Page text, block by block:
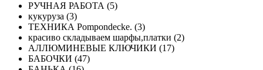
РУЧНАЯ РАБОТА (5)
кукуруза (3)
ТЕХНИКА Pompondecke. (3)
красиво складываем шарфы,платки (2)
АЛЛЮМИНЕВЫЕ КЛЮЧИКИ (17)
БАБОЧКИ (47)